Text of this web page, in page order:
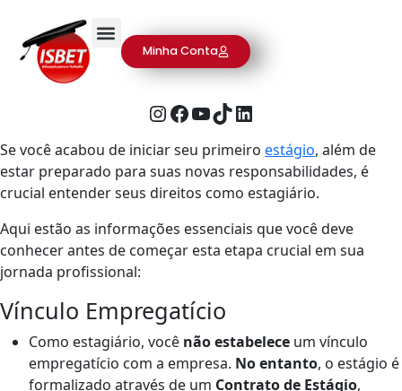
Minha Conta
Se você acabou de iniciar seu primeiro estágio, além de
estar preparado para suas novas responsabilidades, é
crucial entender seus direitos como estagiário.
Aqui estão as informações essenciais que você deve
conhecer antes de começar esta etapa crucial em sua
jornada profissional:
Vínculo Empregatício
Como estagiário, você não estabelece um vínculo
empregatício com a empresa. No entanto, o estágio é
formalizado através de um Contrato de Estágio,